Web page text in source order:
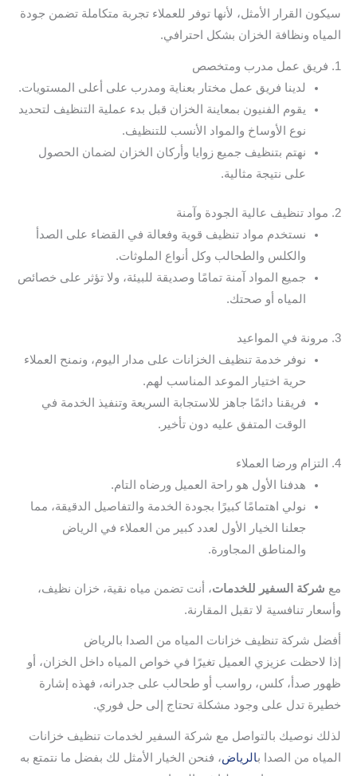
سيكون القرار الأمثل، لأنها توفر للعملاء تجربة متكاملة تضمن جودة
المياه ونظافة الخزان بشكل احترافي.
1. فريق عمل مدرب ومتخصص
لدينا فريق عمل مختار بعناية ومدرب على أعلى المستويات.
يقوم الفنيون بمعاينة الخزان قبل بدء عملية التنظيف لتحديد
نوع الأوساخ والمواد الأنسب للتنظيف.
نهتم بتنظيف جميع زوايا وأركان الخزان لضمان الحصول
على نتيجة مثالية.
2. مواد تنظيف عالية الجودة وآمنة
نستخدم مواد تنظيف قوية وفعالة في القضاء على الصدأ
والكلس والطحالب وكل أنواع الملوثات.
جميع المواد آمنة تمامًا وصديقة للبيئة، ولا تؤثر على خصائص
المياه أو صحتك.
3. مرونة في المواعيد
نوفر خدمة تنظيف الخزانات على مدار اليوم، ونمنح العملاء
حرية اختيار الموعد المناسب لهم.
فريقنا دائمًا جاهز للاستجابة السريعة وتنفيذ الخدمة في
الوقت المتفق عليه دون تأخير.
4. التزام ورضا العملاء
هدفنا الأول هو راحة العميل ورضاه التام.
نولي اهتمامًا كبيرًا بجودة الخدمة والتفاصيل الدقيقة، مما
جعلنا الخيار الأول لعدد كبير من العملاء في الرياض
والمناطق المجاورة.
مع شركة السفير للخدمات، أنت تضمن مياه نقية، خزان نظيف،
وأسعار تنافسية لا تقبل المقارنة.
أفضل شركة تنظيف خزانات المياه من الصدا بالرياض
إذا لاحظت عزيزي العميل تغيرًا في خواص المياه داخل الخزان، أو
ظهور صدأ، كلس، رواسب أو طحالب على جدرانه، فهذه إشارة
خطيرة تدل على وجود مشكلة تحتاج إلى حل فوري.
لذلك نوصيك بالتواصل مع شركة السفير لخدمات تنظيف خزانات
المياه من الصدا بالرياض، فنحن الخيار الأمثل لك بفضل ما نتمتع به